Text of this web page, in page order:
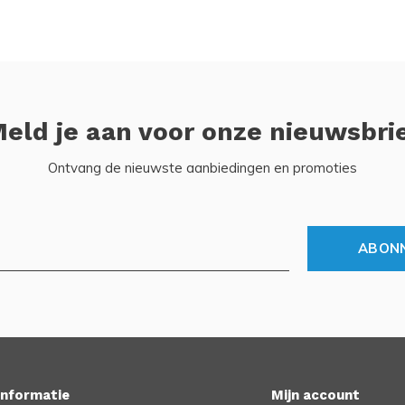
je aan voor onze
Ontvang de nieuwste aanbiedingen en promoties
Mijn account